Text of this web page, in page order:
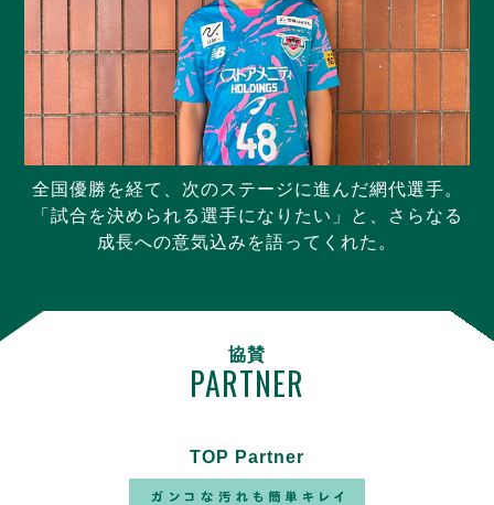
全国優勝を経て、次のステージに進んだ網代選手。
「試合を決められる選手になりたい」と、さらなる
成長への意気込みを語ってくれた。
協賛
PARTNER
TOP Partner